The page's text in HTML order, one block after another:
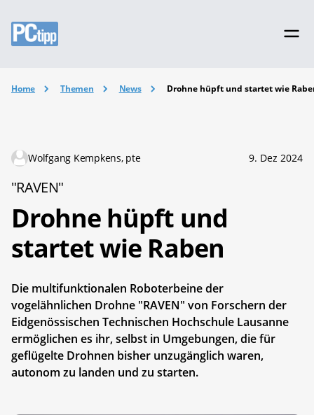
Home Themen News Drohne hüpft und startet wie
Wolfgang Kempkens, pte 9. Dez 2024
"RAVEN"
Drohne hüpft und
startet wie Raben
Die multifunktionalen Roboterbeine der
vogelähnlichen Drohne "RAVEN" von Forschern der
Eidgenössischen Technischen Hochschule Lausanne
ermöglichen es ihr, selbst in Umgebungen, die für
geflügelte Drohnen bisher unzugänglich waren,
autonom zu landen und zu starten.